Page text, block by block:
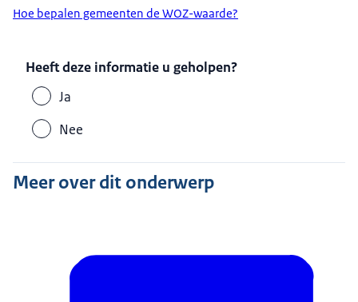
Hoe bepalen gemeenten de WOZ-waarde?
Heeft deze informatie u geholpen?
Ja
Nee
Meer over dit onderwerp